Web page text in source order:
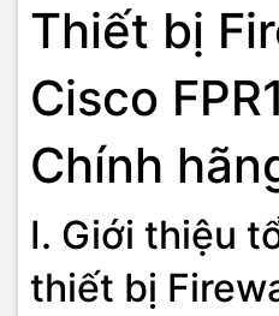
Thiết bị
Cisco
Chính
I. Giới thiệu
thiết bị